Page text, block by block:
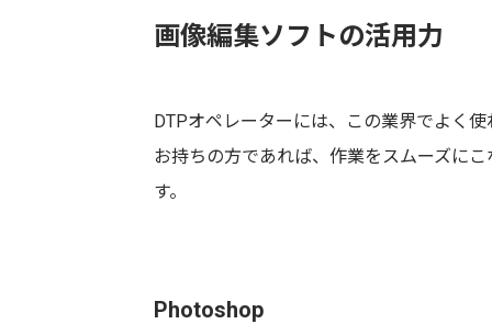
画像編集ソフトの活用力
DTPオペレーターには、この業界でよく
お持ちの方であれば、作業をスムーズに
す。
Photoshop